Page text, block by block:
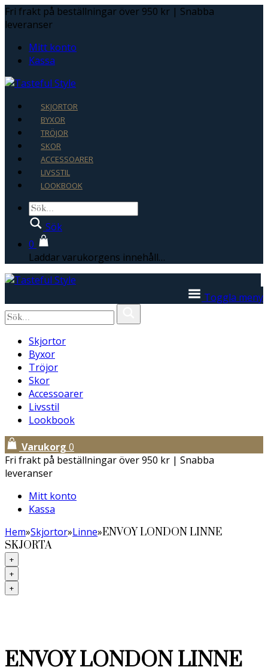
Fri frakt på beställningar över 950 kr | Snabba
leveranser
Mitt konto
Kassa
SKJORTOR
BYXOR
TRÖJOR
SKOR
ACCESSOARER
LIVSSTIL
LOOKBOOK
Sök
0
Laddar varukorgens innehåll…
Toggla meny
Skjortor
Byxor
Tröjor
Skor
Accessoarer
Livsstil
Lookbook
Varukorg 0
Fri frakt på beställningar över 950 kr | Snabba
leveranser
Mitt konto
Kassa
Hem»Skjortor»Linne»ENVOY LONDON LINNE
SKJORTA
+
+
+
ENVOY LONDON LINNE